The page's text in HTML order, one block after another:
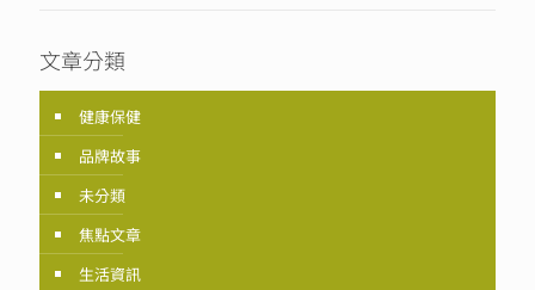
文章分類
健康保健
品牌故事
未分類
焦點文章
生活資訊